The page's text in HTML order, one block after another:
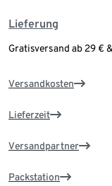
Lieferung
Gratisversand ab 29 €
Versandkosten
Lieferzeit
Versandpartner
Packstation